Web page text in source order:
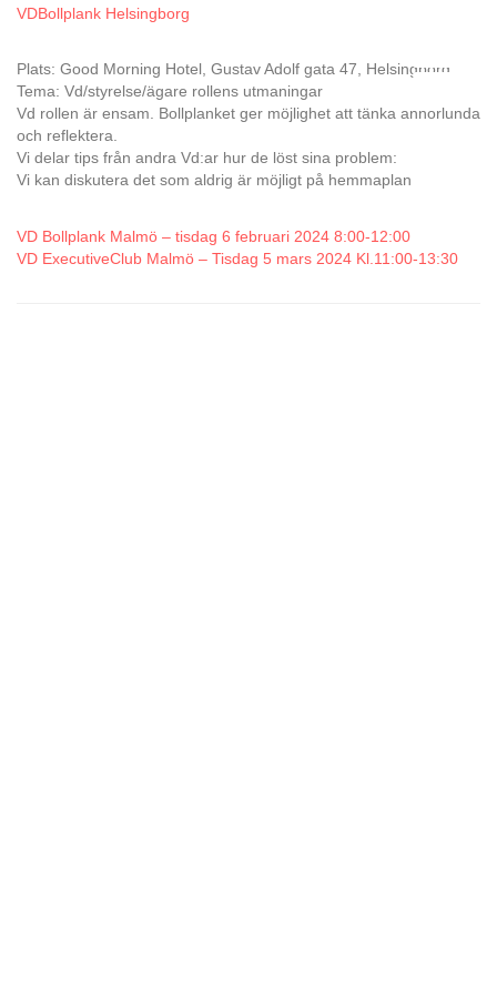
VDBollplank Helsingborg
Plats: Good Morning Hotel, Gustav Adolf gata 47, Helsingborg
Tema: Vd/styrelse/ägare rollens utmaningar
Vd rollen är ensam. Bollplanket ger möjlighet att tänka annorlunda
och reflektera.
Vi delar tips från andra Vd:ar hur de löst sina problem:
Vi kan diskutera det som aldrig är möjligt på hemmaplan
VD Bollplank Malmö – tisdag 6 februari 2024 8:00-12:00
VD ExecutiveClub Malmö – Tisdag 5 mars 2024 Kl.11:00-13:30